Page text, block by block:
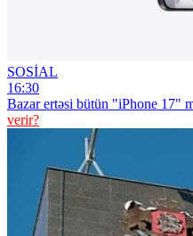
SOSİAL
16:30
Bazar ertəsi bütün "iPhone 17"
verir?